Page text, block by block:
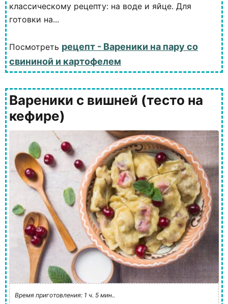
классическому рецепту: на воде и яйце. Для
готовки на...
Посмотреть рецепт - Вареники на пару со
свининой и картофелем
Вареники с вишней (тесто на
кефире)
Время приготовления: 1 ч. 5 мин..